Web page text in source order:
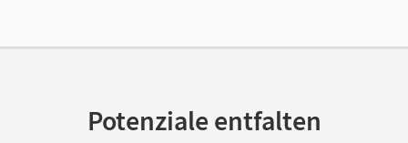
Potenziale entfalten